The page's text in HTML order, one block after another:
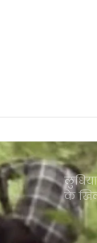
के